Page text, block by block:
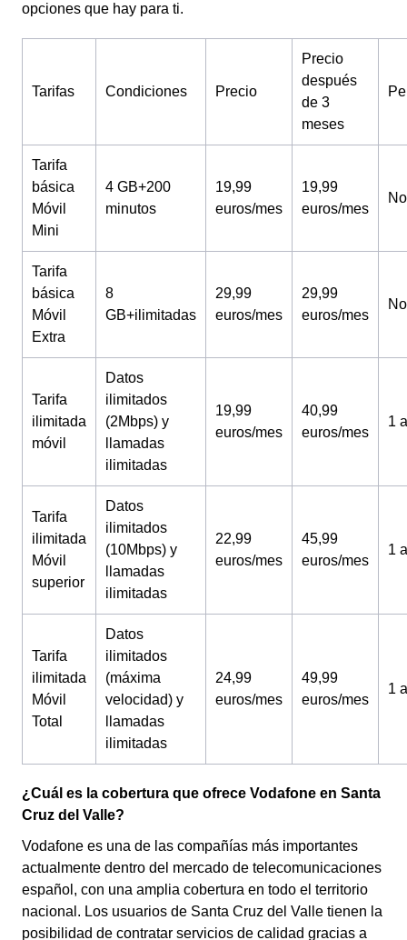
opciones que hay para ti.
Tarifas Condiciones Precio
Precio
después
de 3
meses
Tarifa
básica
Móvil
Mini
4 GB+200
minutos
19,99
euros/mes
19,99
euros/mes
No
Tarifa
básica
Móvil
Extra
8
GB+ilimitadas
29,99
euros/mes
29,99
euros/mes
No
Tarifa
ilimitada
móvil
Datos
ilimitados
(2Mbps) y
llamadas
ilimitadas
19,99
euros/mes
40,99
euros/mes
1
Tarifa
ilimitada
Móvil
superior
Datos
ilimitados
(10Mbps) y
llamadas
ilimitadas
22,99
euros/mes
45,99
euros/mes
1
Tarifa
ilimitada
Móvil
Total
Datos
ilimitados
(máxima
velocidad) y
llamadas
ilimitadas
24,99
euros/mes
49,99
euros/mes
1
¿Cuál es la cobertura que ofrece Vodafone en Santa
Cruz del Valle?
Vodafone es una de las compañías más importantes
actualmente dentro del mercado de telecomunicaciones
español, con una amplia cobertura en todo el territorio
nacional. Los usuarios de Santa Cruz del Valle tienen la
posibilidad de contratar servicios de calidad gracias a